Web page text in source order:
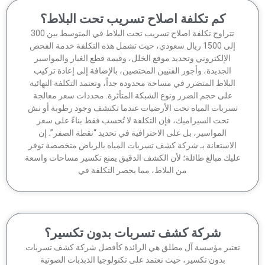
كم تكلفة اصلاح تسريب تحت البلاط؟
تتراوح تكلفة اصلاح تسريب تحت البلاط في المتوسط بين 300
إلى 1500 ريال سعودي، حيث تشمل هذه التكلفة خدمة الفحص
الإلكتروني وتحديد موقع الخلل، وقيمة قطع الغيار والمواسير
الجديدة، وأجور الفنيين المختصين، بالإضافة إلى إعادة تركيب
البلاط المتضرر في مساحة محدودة جداً، وتعتمد التكلفة النهائية
على حجم الضرر ونوع الشبكة المتأثرة. محددات سعر معالجة
المياه تحت الأرضيات عندما تكتشف وجود رطوبة أو نش
تحت السيراميك، فإن التكلفة لا تُحسب فقط بناءً على سعر
المواسير، بل على الاحترافية في تحديد “نقطة الصفر”. إن
بـ شركة كشف تسربات المياه بالرياض متخصصة توفر
مبالغ طائلة؛ لأن الكشف الدقيق يمنع تكسير مساحات واسعة
من البلاط، مما يحصر التكلفة في
شركة كشف تسربات بدون تكسير؟
مؤسسة آل مطلق هي الرائدة كأفضل شركة كشف تسربات
بدون تكسير، حيث نعتمد على تكنولوجيا الذبذبات الصوتية